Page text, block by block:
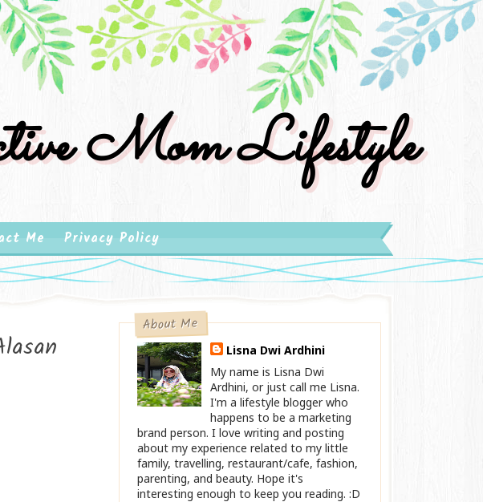
Mom Lifestyle
Me Privacy Policy
About Me
Lisna Dwi Ardhini
My name is Lisna Dwi
Ardhini, or just call me Lisna.
I'm a lifestyle blogger who
happens to be a marketing
brand person. I love writing and posting
about my experience related to my little
family, travelling, restaurant/cafe, fashion,
parenting, and beauty. Hope it's
interesting enough to keep you reading. :D